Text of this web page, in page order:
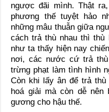
ngược đãi mình. Thật
phương thế tuyệt hảo
những mâu thuẫn giữa
cách trả thù nhau thì thù
như ta thấy hiện nay
nơi, các nước cứ trả
trừng phạt làm tình hình
Còn khi lấy ân để trả
hoá giải mà còn dễ nên
gương cho hậu thế.